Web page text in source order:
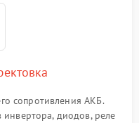
сопротивления АКБ.
диодов, реле